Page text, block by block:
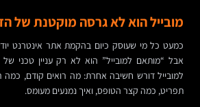
מובייל הוא לא גרסה מוקטנת של
כמעט כל מי שעוסק כיום בהקמת אתר אינטרנט
למובייל דורש חשיבה אחרת: מה רואים קודם, כמה
תפריט, כמה קצר הטופס, ואיך נמנעים מעומס.